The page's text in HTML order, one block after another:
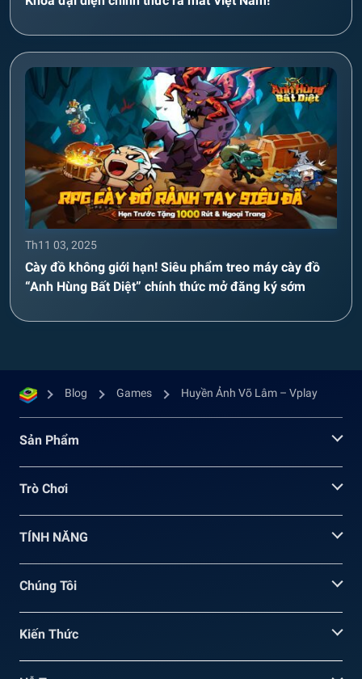
Th11 03, 2025
Cày đồ không giới hạn! Siêu phẩm treo máy cày đồ
“Anh Hùng Bất Diệt” chính thức mở đăng ký sớm
Blog Games Huyền Ảnh Võ Lâm – Vplay
Sản Phẩm
Trò Chơi
TÍNH NĂNG
Chúng Tôi
Kiến Thức